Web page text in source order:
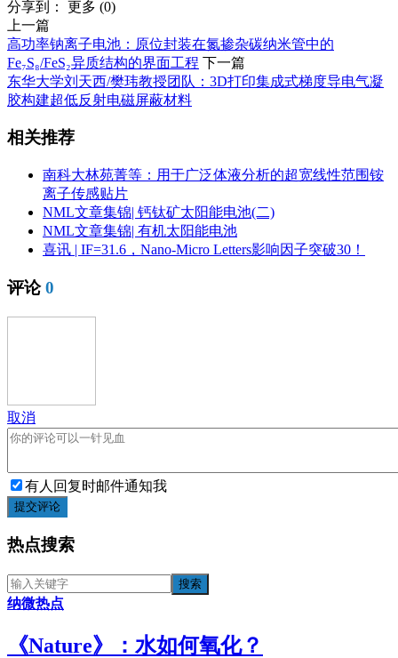
分享到： 更多 (0)
上一篇
高功率钠离子电池：原位封装在氮掺杂碳纳米管中的
Fe₇S₈/FeS₂异质结构的界面工程 下一篇
东华大学刘天西/樊玮教授团队：3D打印集成式梯度导电气凝
胶构建超低反射电磁屏蔽材料
相关推荐
南科大林苑菁等：用于广泛体液分析的超宽线性范围铵
离子传感贴片
NML文章集锦| 钙钛矿太阳能电池(二)
NML文章集锦| 有机太阳能电池
喜讯 | IF=31.6，Nano-Micro Letters影响因子突破30！
评论0
取消
有人回复时邮件通知我
提交评论
热点搜索
纳微热点
《​Nature》：水如何氧化？